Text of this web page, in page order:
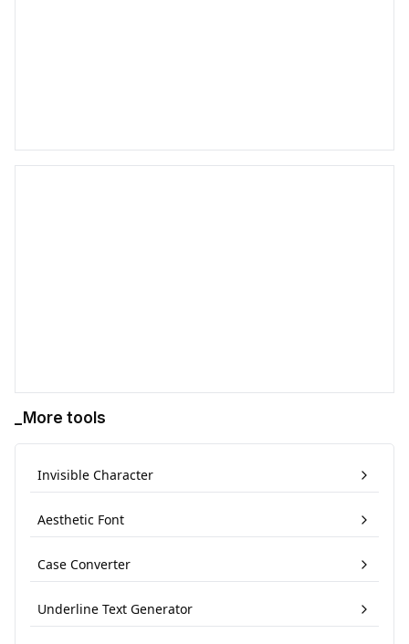
_More tools
Invisible Character
Aesthetic Font
Case Converter
Underline Text Generator